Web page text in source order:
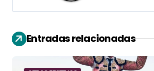
i
ó Entradas relacionadas